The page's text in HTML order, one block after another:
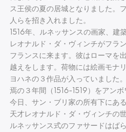
ス王侯の夏の居城となりました。
人らを招き入れました。
1516年、ルネッサンスの画家、建
レオナルド・ダ・ヴィンチがフラ
フランスに来ます。彼はローマを
越えをします。荷物には絵画モナ
ヨハネの３作品が入っていました
焉の３年間（1516-1519）をアンボ
今日、サン・ブリ家の所有下にあ
天才レオナルド・ダ・ヴィンチの
ルネッサンス式のファサードはば